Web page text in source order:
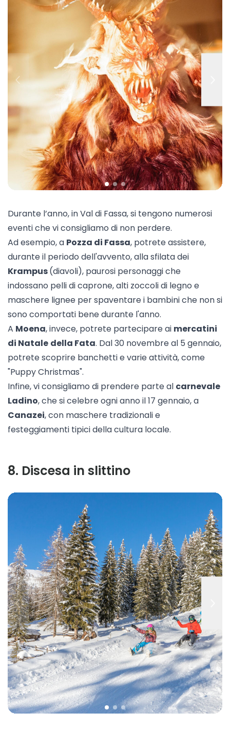
Durante l’anno, in Val di Fassa, si tengono numerosi
eventi che vi consigliamo di non perdere.
Ad esempio, a Pozza di Fassa, potrete assistere,
durante il periodo dell'avvento, alla sfilata dei
Krampus(diavoli), paurosi personaggi che
indossano pelli di caprone, alti zoccoli di legno e
maschere lignee per spaventare i bambini che non si
sono comportati bene durante l'anno.
A Moena, invece, potrete partecipare ai mercatini
di Natale della Fata. Dal 30 novembre al 5 gennaio,
potrete scoprire banchetti e varie attività, come
"Puppy Christmas".
Infine, vi consigliamo di prendere parte al carnevale
Ladino, che si celebre ogni anno il 17 gennaio, a
Canazei, con maschere tradizionali e
festeggiamenti tipici della cultura locale.
8. Discesa in slittino